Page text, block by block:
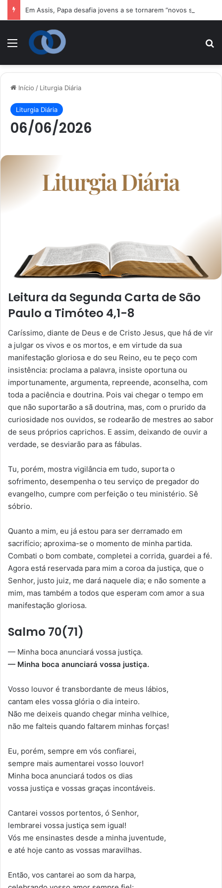
Menu
Início / Liturgia Diária
Liturgia Diária
06/06/2026
Leitura da Segunda Carta de São
Paulo a Timóteo 4,1-8
Caríssimo, diante de Deus e de Cristo Jesus, que há de vir
a julgar os vivos e os mortos, e em virtude da sua
manifestação gloriosa e do seu Reino, eu te peço com
insistência: proclama a palavra, insiste oportuna ou
importunamente, argumenta, repreende, aconselha, com
toda a paciência e doutrina. Pois vai chegar o tempo em
que não suportarão a sã doutrina, mas, com o prurido da
curiosidade nos ouvidos, se rodearão de mestres ao sabor
de seus próprios caprichos. E assim, deixando de ouvir a
verdade, se desviarão para as fábulas.
Tu, porém, mostra vigilância em tudo, suporta o
sofrimento, desempenha o teu serviço de pregador do
evangelho, cumpre com perfeição o teu ministério. Sê
sóbrio.
Quanto a mim, eu já estou para ser derramado em
sacrifício; aproxima-se o momento de minha partida.
Combati o bom combate, completei a corrida, guardei a fé.
Agora está reservada para mim a coroa da justiça, que o
Senhor, justo juiz, me dará naquele dia; e não somente a
mim, mas também a todos que esperam com amor a sua
manifestação gloriosa.
Salmo 70(71)
— Minha boca anunciará vossa justiça.
— Minha boca anunciará vossa justiça.
Vosso louvor é transbordante de meus lábios,
cantam eles vossa glória o dia inteiro.
Não me deixeis quando chegar minha velhice,
não me falteis quando faltarem minhas forças!
Eu, porém, sempre em vós confiarei,
sempre mais aumentarei vosso louvor!
Minha boca anunciará todos os dias
vossa justiça e vossas graças incontáveis.
Cantarei vossos portentos, ó Senhor,
lembrarei vossa justiça sem igual!
Vós me ensinastes desde a minha juventude,
e até hoje canto as vossas maravilhas.
Então, vos cantarei ao som da harpa,